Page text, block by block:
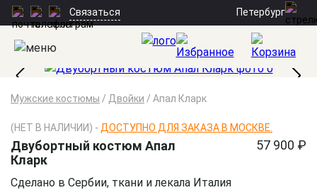
Связаться Петербург
Мужские костюмы / Двойки / Апал Кларк
(НЕТ В НАЛИЧИИ) - ДОСТУПНО ДЛЯ ЗАКАЗА В МОСКВЕ.
Двубортный костюм Апал
Кларк
57 900 ₽
Сделано в Сербии, ткани и лекала Италия